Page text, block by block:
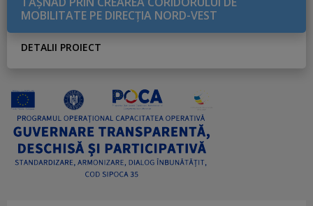
MOBILITATE PE DIRECŢIA NORD-VEST
DETALII PROIECT